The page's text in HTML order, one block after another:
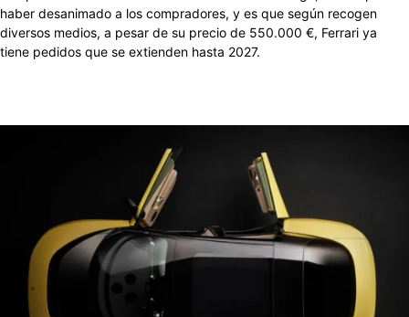
haber desanimado a los compradores, y es que según recogen
diversos medios, a pesar de su precio de 550.000 €, Ferrari ya
tiene pedidos que se extienden hasta 2027.